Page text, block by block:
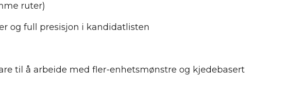
ruter)
og full presisjon i kandidatlisten
til å arbeide med fler-enhetsmønstre og kjedebasert